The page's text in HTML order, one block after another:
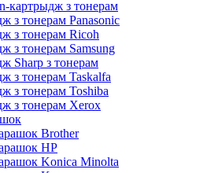
картрыдж з тонерам
з тонерам Panasonic
з тонерам Ricoh
з тонерам Samsung
Sharp з тонерам
з тонерам Taskalfa
з тонерам Toshiba
з тонерам Xerox
Brother
HP
Konica Minolta